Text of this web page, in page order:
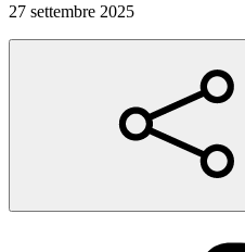
27 settembre 2025